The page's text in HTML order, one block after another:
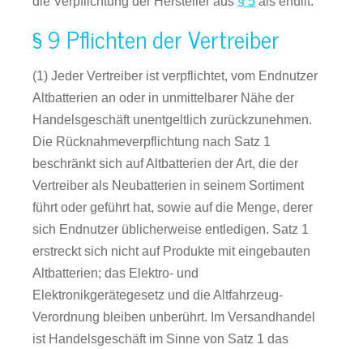
§ 9 Pflichten der Vertreiber
(1) Jeder Vertreiber ist verpflichtet, vom Endnutzer
Altbatterien an oder in unmittelbarer Nähe der
Handelsgeschäft unentgeltlich zurückzunehmen.
Die Rücknahmeverpflichtung nach Satz 1
beschränkt sich auf Altbatterien der Art, die der
Vertreiber als Neubatterien in seinem Sortiment
führt oder geführt hat, sowie auf die Menge, derer
sich Endnutzer üblicherweise entledigen. Satz 1
erstreckt sich nicht auf Produkte mit eingebauten
Altbatterien; das Elektro- und
Elektronikgerätegesetz und die Altfahrzeug-
Verordnung bleiben unberührt. Im Versandhandel
ist Handelsgeschäft im Sinne von Satz 1 das